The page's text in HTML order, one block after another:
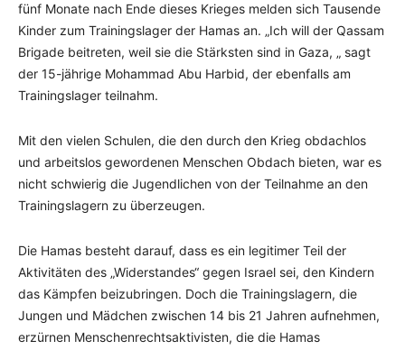
fünf Monate nach Ende dieses Krieges melden sich Tausende
Kinder zum Trainingslager der Hamas an. „Ich will der Qassam
Brigade beitreten, weil sie die Stärksten sind in Gaza, „ sagt
der 15-jährige Mohammad Abu Harbid, der ebenfalls am
Trainingslager teilnahm.
Mit den vielen Schulen, die den durch den Krieg obdachlos
und arbeitslos gewordenen Menschen Obdach bieten, war es
nicht schwierig die Jugendlichen von der Teilnahme an den
Trainingslagern zu überzeugen.
Die Hamas besteht darauf, dass es ein legitimer Teil der
Aktivitäten des „Widerstandes“ gegen Israel sei, den Kindern
das Kämpfen beizubringen. Doch die Trainingslagern, die
Jungen und Mädchen zwischen 14 bis 21 Jahren aufnehmen,
erzürnen Menschenrechtsaktivisten, die die Hamas